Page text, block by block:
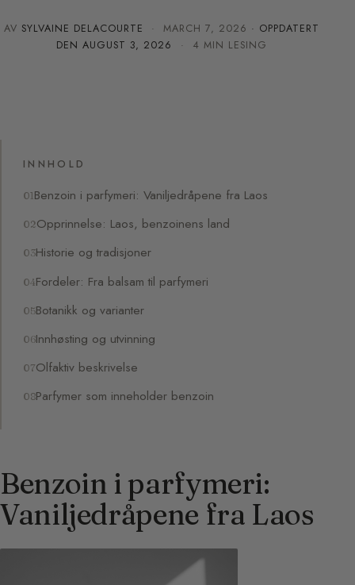
AV SYLVAINE DELACOURTE · MARCH 7, 2026 · OPPDATERT
DENAUGUST 3, 2026 · 4 MIN LESING
INNHOLD
Benzoin i parfymeri: Vaniljedråpene fra Laos
Opprinnelse: Laos, benzoinens land
Historie og tradisjoner
Fordeler: Fra balsam til parfymeri
Botanikk og varianter
Innhøsting og utvinning
Olfaktiv beskrivelse
Parfymer som inneholder benzoin
Benzoin i parfymeri:
Vaniljedråpene fra Laos